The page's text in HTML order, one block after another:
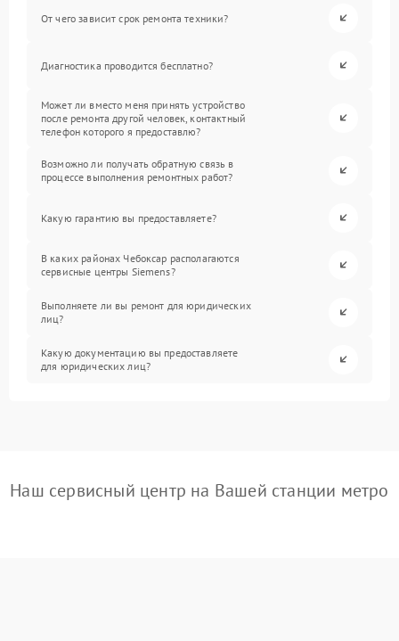
От чего зависит срок ремонта техники?
Диагностика проводится бесплатно?
Может ли вместо меня принять устройство
после ремонта другой человек, контактный
телефон которого я предоставлю?
Возможно ли получать обратную связь в
процессе выполнения ремонтных работ?
Какую гарантию вы предоставляете?
В каких районах Чебоксар располагаются
сервисные центры Siemens?
Выполняете ли вы ремонт для юридических
лиц?
Какую документацию вы предоставляете
для юридических лиц?
Наш сервисный центр на Вашей станции метро